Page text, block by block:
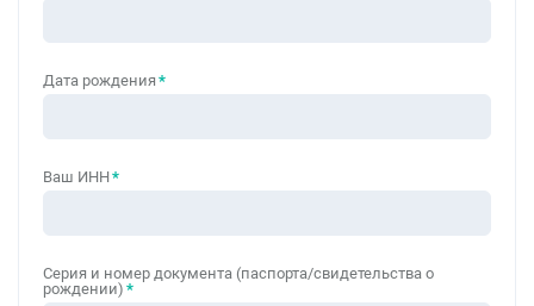
Дата рождения *
Ваш ИНН*
Серия и номер документа (паспорта/свидетельства о
рождении) *